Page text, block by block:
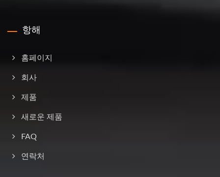
항해
홈페이지
회사
제품
새로운 제품
FAQ
연락처